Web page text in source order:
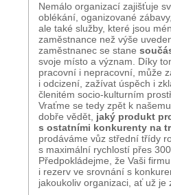
Nemálo organizací zajišťuje
oblékání, oganizované
ale také služby, které jsou
zaměstnance než výše
zaměstnanec se stane
svoje místo a význam. Díky
pracovní i nepracovní, může
i odcizení, zažívat úspěch i
členitém socio-kulturním
Vraťme se tedy zpět k
dobře vědět, jaký produkt
s ostatními konkurenty na
prodáváme vůz střední třídy
s maximální rychlostí přes
Předpokládejme, že Vaši
i rezerv ve srovnání s
jakoukoliv organizaci, ať už